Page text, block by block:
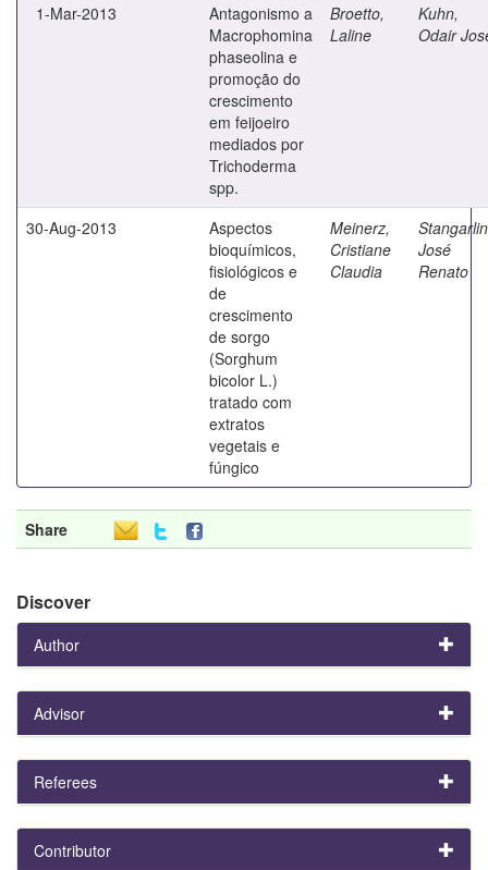
1-Mar-2013
Antagonismo a
Macrophomina
phaseolina e
promoção do
crescimento
em feijoeiro
mediados por
Trichoderma
spp.
Broetto,
Laline
Kuhn,
Odair
30-Aug-2013
Aspectos
bioquímicos,
fisiológicos e
de
crescimento
de sorgo
(Sorghum
bicolor L.)
tratado com
extratos
vegetais e
fúngico
Meinerz,
Cristiane
Claudia
José
Renato
Share
Discover
Author
Advisor
Referees
Contributor